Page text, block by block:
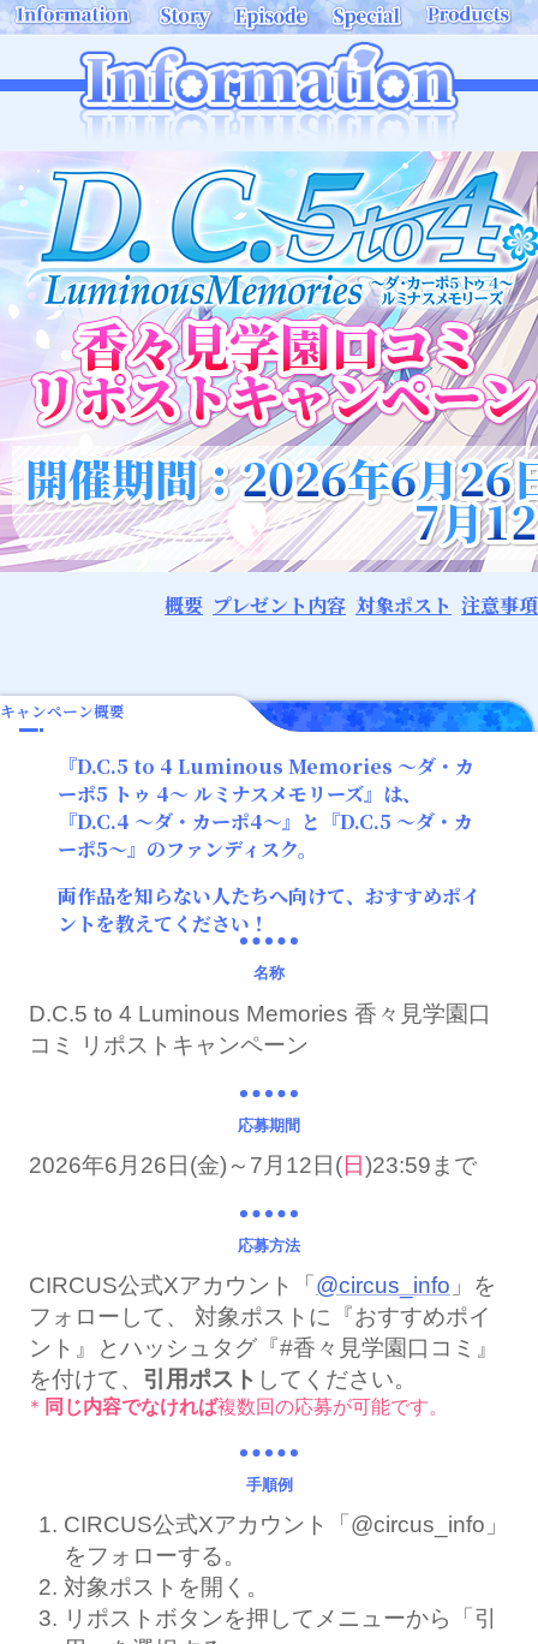
概要 プレゼント内容 対象ポスト 注意事項
キャンペーン概要
『D.C.5 to 4 Luminous Memories ～ダ・カ
ーポ5 トゥ 4～ ルミナスメモリーズ』は、
『D.C.4 ～ダ・カーポ4～』と『D.C.5 ～ダ・カ
ーポ5～』のファンディスク。
両作品を知らない人たちへ向けて、おすすめポイ
ントを教えてください！
名称
D.C.5 to 4 Luminous Memories 香々見学園口
コミ リポストキャンペーン
応募期間
2026年6月26日(金)～7月12日(日)23:59まで
応募方法
CIRCUS公式Xアカウント「 @circus_info 」を
フォローして、 対象ポストに『おすすめポイ
ント』とハッシュタグ『#香々見学園口コミ』
を付けて、 引用ポスト してください。
同じ内容でなければ複数回の応募が可能です。
手順例
CIRCUS公式Xアカウント「@circus_info」
をフォローする。
対象ポストを開く。
リポストボタンを押してメニューから「引